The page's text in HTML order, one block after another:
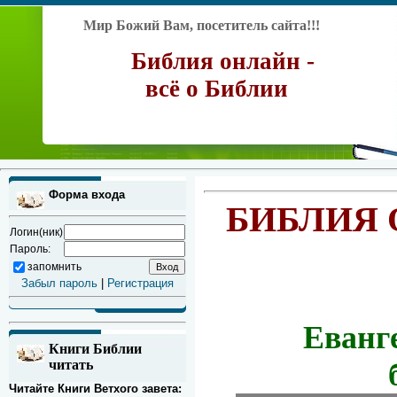
Мир Божий Вам, посетитель сайта!!!
Библия онлайн -
всё о Библии
Форма входа
Логин(ник)
Пароль:
запомнить
Забыл пароль Регистрация
Книги Библии
читать
Читайте Книги Ветхого завета:
БИБЛИЯ